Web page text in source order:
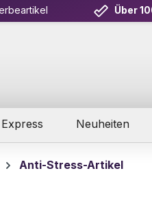
Über
Express Neuheiten
Anti-Stress-Artikel